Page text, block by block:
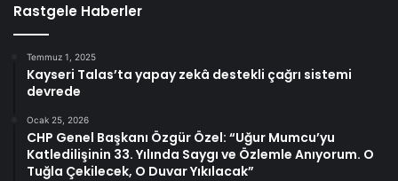
Rastgele Haberler
Temmuz 1, 2025
Kayseri Talas’ta yapay zekâ destekli çağrı sistemi
devrede
Ocak 25, 2026
CHP Genel Başkanı Özgür Özel: “Uğur Mumcu’yu
Katledilişinin 33. Yılında Saygı ve Özlemle Anıyorum. O
Tuğla Çekilecek, O Duvar Yıkılacak”